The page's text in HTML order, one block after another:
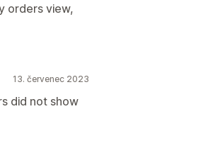
orders view,
13. červenec 2023
did not show